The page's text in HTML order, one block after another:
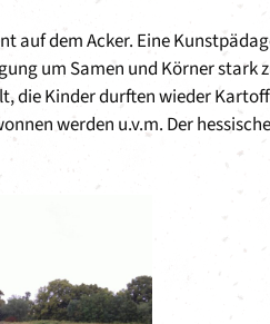
auf dem Acker. Eine
um Samen und Körner stark
die Kinder durften wieder
werden u.v.m. Der